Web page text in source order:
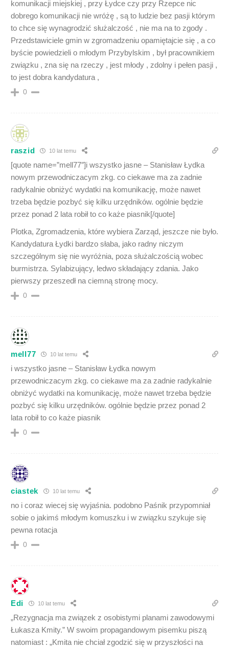
komunikacji miejskiej , przy Łydce czy przy Rzepce nic
dobrego komunikacji nie wróżę , są to ludzie bez pasji którym
to chce się wynagrodzić służalczość , nie ma na to zgody .
Przedstawiciele gmin w zgromadzeniu opamiętajcie się , a co
byście powiedzieli o młodym Przybylskim , był pracownikiem
związku , zna się na rzeczy , jest młody , zdolny i pełen pasji ,
to jest dobra kandydatura ,
0
raszid 10 lat temu
[quote name=”mell77″]i wszystko jasne – Stanisław Łydka
nowym przewodniczacym zkg. co ciekawe ma za zadnie
radykalnie obniżyć wydatki na komunikację, może nawet
trzeba będzie pozbyć się kilku urzędników. ogólnie będzie
przez ponad 2 lata robił to co każe piasnik[/quote]
Plotka, Zgromadzenia, które wybiera Zarząd, jeszcze nie było.
Kandydatura Łydki bardzo słaba, jako radny niczym
szczególnym się nie wyróżnia, poza służalczością wobec
burmistrza. Sylabizujący, ledwo składający zdania. Jako
pierwszy przeszedł na ciemną stronę mocy.
0
mell77 10 lat temu
i wszystko jasne – Stanisław Łydka nowym
przewodniczacym zkg. co ciekawe ma za zadnie radykalnie
obniżyć wydatki na komunikację, może nawet trzeba będzie
pozbyć się kilku urzędników. ogólnie będzie przez ponad 2
lata robił to co każe piasnik
0
ciastek 10 lat temu
no i coraz wiecej się wyjaśnia. podobno Paśnik przypomniał
sobie o jakimś młodym komuszku i w związku szykuje się
pewna rotacja
0
Edi 10 lat temu
„Rezygnacja ma związek z osobistymi planami zawodowymi
Łukasza Kmity.” W swoim propagandowym pisemku piszą
natomiast : „Kmita nie chciał zgodzić się w przyszłości na